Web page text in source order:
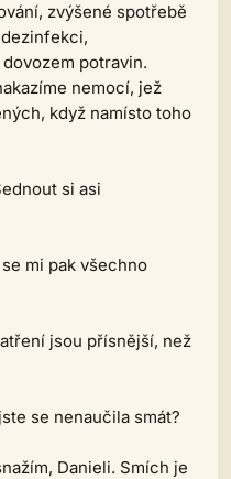
zvýšené spotřebě
potravin.
nemocí, jež
když namísto toho
si asi
mi pak všechno
jsou přísnější, než
se nenaučila smát?
Danieli. Smích je